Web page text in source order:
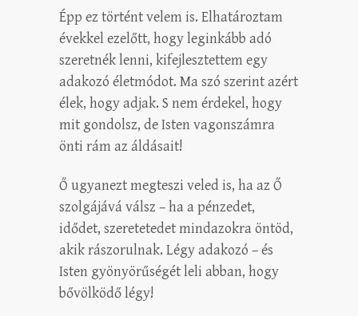
Épp ez történt velem is. Elhatároztam
évekkel ezelőtt, hogy leginkább adó
szeretnék lenni, kifejlesztettem egy
adakozó életmódot. Ma szó szerint azért
élek, hogy adjak. S nem érdekel, hogy
mit gondolsz, de Isten vagonszámra
önti rám az áldásait!
Ő ugyanezt megteszi veled is, ha az Ő
szolgájává válsz – ha a pénzedet,
idődet, szeretetedet mindazokra öntöd,
akik rászorulnak. Légy adakozó – és
Isten gyönyörűségét leli abban, hogy
bővölködő légy!